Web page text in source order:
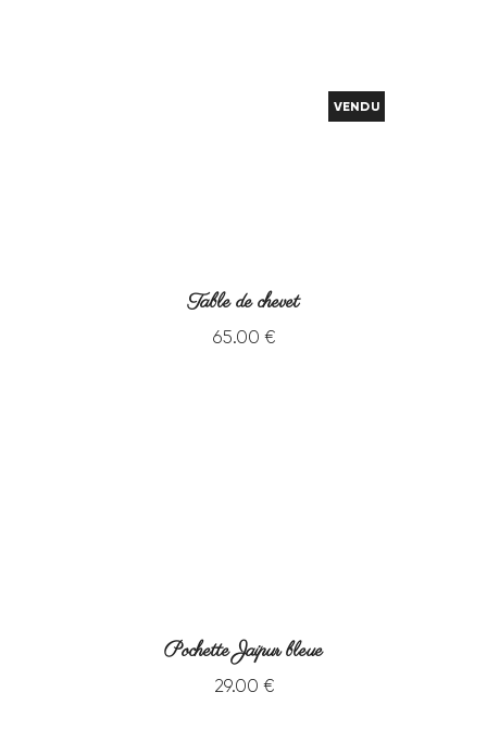
VENDU
Table de chevet
65.00 €
Pochette Jaipur bleue
29.00 €